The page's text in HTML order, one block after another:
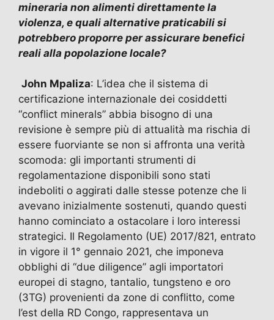
mineraria non alimenti direttamente la
violenza, e quali alternative praticabili si
potrebbero proporre per assicurare benefici
reali alla popolazione locale?
John Mpaliza: L’idea che il sistema di
certificazione internazionale dei cosiddetti
“conflict minerals” abbia bisogno di una
revisione è sempre più di attualità ma rischia di
essere fuorviante se non si affronta una verità
scomoda: gli importanti strumenti di
regolamentazione disponibili sono stati
indeboliti o aggirati dalle stesse potenze che li
avevano inizialmente sostenuti, quando questi
hanno cominciato a ostacolare i loro interessi
strategici. Il Regolamento (UE) 2017/821, entrato
in vigore il 1° gennaio 2021, che imponeva
obblighi di “due diligence” agli importatori
europei di stagno, tantalio, tungsteno e oro
(3TG) provenienti da zone di conflitto, come
l’est della RD Congo, rappresentava un